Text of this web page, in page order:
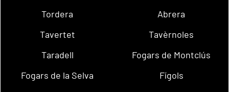
Tordera
Abrera
Tavertet
Tavèrnoles
Taradell
Fogars de Montclús
Fogars de la Selva
Fígols